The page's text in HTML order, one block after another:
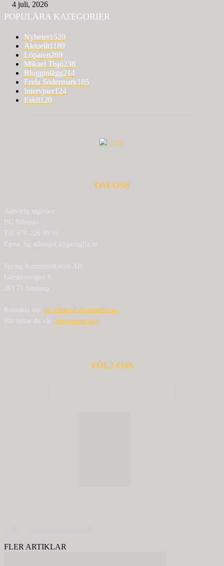
4 juli, 2026
POPULÄRA KATEGORIER
Nyheter1520
Aktuellt1189
Löparen269
Mikael Tisjö238
Blogginlägg214
Frida Södermark185
Intervjuer124
Eskil120
OM OSS
Ansvarig utgivare:
BG Nilensjö
Tel: 070-226 99 95
Epost: bg.nilensjo[at]springlfa.se
Spring Kommunikation AB
Görslövsvägen 8
263 71 Jonstorp
Kontakta oss: bg.nilensjo[at]springlfa.se
Här hittar du vår Integritetspolicy
FÖLJ OSS
FLER ARTIKLAR